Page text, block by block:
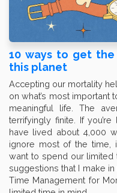
10 ways to get
this planet
Accepting our mortality
on what’s most important
meaningful life. The
terrifyingly finite. If
have lived about 4,000
ignore most of the time,
want to spend our limited
suggestions that I make
Time Management for